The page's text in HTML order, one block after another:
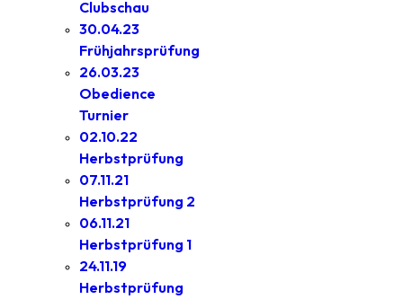
Clubschau
30.04.23
Frühjahrsprüfung
26.03.23
Obedience
Turnier
02.10.22
Herbstprüfung
07.11.21
Herbstprüfung 2
06.11.21
Herbstprüfung 1
24.11.19
Herbstprüfung